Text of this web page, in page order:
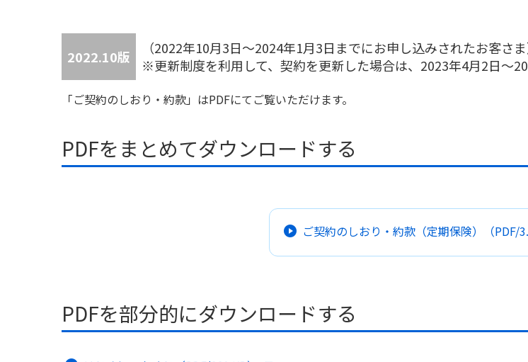
2022.10版
（2022年10月3日～2024年1月3日までにお申し込みされたお客さま
※更新制度を利用して、契約を更新した場合は、2023年4月2日～
「ご契約のしおり・約款」はPDFにてご覧いただけます。
PDFをまとめてダウンロードする
ご契約のしおり・約款（定期保険） （PDF/
PDFを部分的にダウンロードする